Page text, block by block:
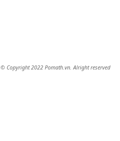
© Copyright 2022 Pomath.vn. Alright reserved